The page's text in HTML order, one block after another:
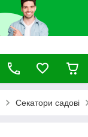
Секатори садові